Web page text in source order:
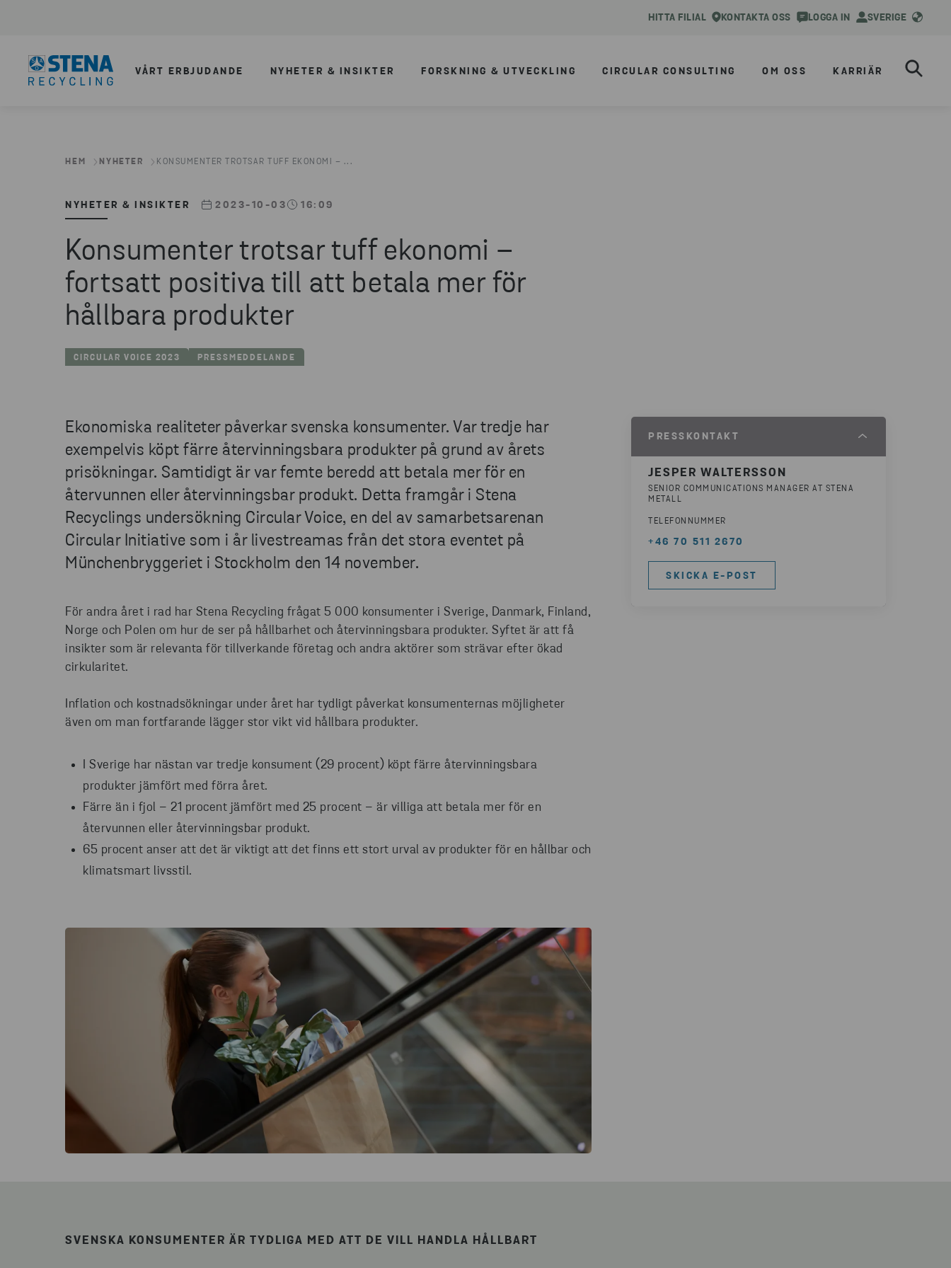
HITTA FILIAL KONTAKTA OSS LOGGA IN SVERIGE
VÅRT ERBJUDANDE NYHETER & INSIKTER FORSKNING & UTVECKLING CIRCULAR CONSULTING OM OSS KARRIÄR
HEM NYHETER KONSUMENTER TROTSAR TUFF EKONOMI – ...
NYHETER & INSIKTER 2023-10-03 16:09
Konsumenter trotsar tuff ekonomi –
fortsatt positiva till att betala mer för
hållbara produkter
CIRCULAR VOICE 2023 PRESSMEDDELANDE
Ekonomiska realiteter påverkar svenska konsumenter. Var tredje har
exempelvis köpt färre återvinningsbara produkter på grund av årets
prisökningar. Samtidigt är var femte beredd att betala mer för en
återvunnen eller återvinningsbar produkt. Detta framgår i Stena
Recyclings undersökning Circular Voice, en del av samarbetsarenan
Circular Initiative som i år livestreamas från det stora eventet på
Münchenbryggeriet i Stockholm den 14 november.
För andra året i rad har Stena Recycling frågat 5 000 konsumenter i Sverige, Danmark, Finland,
Norge och Polen om hur de ser på hållbarhet och återvinningsbara produkter. Syftet är att få
insikter som är relevanta för tillverkande företag och andra aktörer som strävar efter ökad
cirkularitet.
Inflation och kostnadsökningar under året har tydligt påverkat konsumenternas möjligheter
även om man fortfarande lägger stor vikt vid hållbara produkter.
I Sverige har nästan var tredje konsument (29 procent) köpt färre återvinningsbara
produkter jämfört med förra året.
Färre än i fjol – 21 procent jämfört med 25 procent – är villiga att betala mer för en
återvunnen eller återvinningsbar produkt.
65 procent anser att det är viktigt att det finns ett stort urval av produkter för en hållbar och
klimatsmart livsstil.
SVENSKA KONSUMENTER ÄR TYDLIGA MED ATT DE VILL HANDLA HÅLLBART
PRESSKONTAKT
JESPER WALTERSSON
SENIOR COMMUNICATIONS MANAGER AT STENA
METALL
TELEFONNUMMER
+46 70 511 2670
SKICKA E-POST